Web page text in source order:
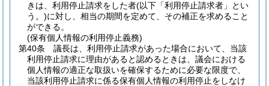
きは、利用停止請求をした者(以下「利用停止請求者」とい
う。)に対し、相当の期間を定めて、その補正を求めること
ができる。
(保有個人情報の利用停止義務)
第40条
議長は、利用停止請求があった場合において、当該
利用停止請求に理由があると認めるときは、議会における
個人情報の適正な取扱いを確保するために必要な限度で、
当該利用停止請求に係る保有個人情報の利用停止をしなけ